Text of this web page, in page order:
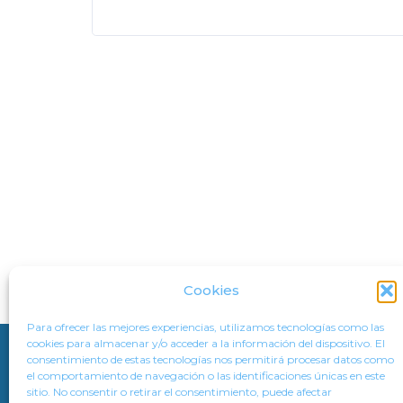
Cookies
Para ofrecer las mejores experiencias, utilizamos tecnologías como las
cookies para almacenar y/o acceder a la información del dispositivo. El
consentimiento de estas tecnologías nos permitirá procesar datos como
el comportamiento de navegación o las identificaciones únicas en este
sitio. No consentir o retirar el consentimiento, puede afectar
CONTACT LEGAL NOTICE PRIVACY POLICY